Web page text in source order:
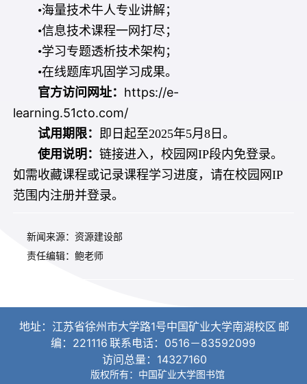
•海量技术牛人专业讲解；
•信息技术课程一网打尽；
•学习专题透析技术架构；
•在线题库巩固学习成果。
官方访问网址： https://e-
learning.51cto.com/
试用期限： 即日起至2025年5月8日。
使用说明：链接进入，校园网IP段内免登录。
如需收藏课程或记录课程学习进度，请在校园网IP
范围内注册并登录。
新闻来源：资源建设部
责任编辑：鲍老师
地址：江苏省徐州市大学路1号中国矿业大学南湖校区 邮
编：221116 联系电话：0516－83592099
访问总量： 14327160
版权所有：中国矿业大学图书馆